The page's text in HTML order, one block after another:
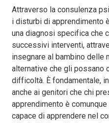
Attraverso la consulenza
i disturbi di apprendimento
una diagnosi specifica che
successivi interventi,
insegnare al bambino delle
alternative che gli possano
difficoltà. È fondamentale,
anche ai genitori che chi
apprendimento è
capace di apprendere nel